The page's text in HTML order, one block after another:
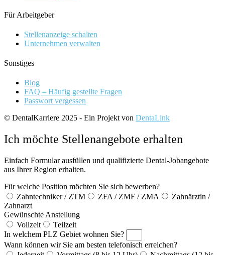
Für Arbeitgeber
Stellenanzeige schalten
Unternehmen verwalten
Sonstiges
Blog
FAQ – Häufig gestellte Fragen
Passwort vergessen
© DentalKarriere 2025 - Ein Projekt von DentaLink
Ich möchte Stellenangebote erhalten
Einfach Formular ausfüllen und qualifizierte Dental-Jobangebote
aus Ihrer Region erhalten.
Für welche Position möchten Sie sich bewerben?
Zahntechniker / ZTM
ZFA / ZMF / ZMA
Zahnärztin /
Zahnarzt
Gewünschte Anstellung
Vollzeit
Teilzeit
In welchem PLZ Gebiet wohnen Sie?
Wann können wir Sie am besten telefonisch erreichen?